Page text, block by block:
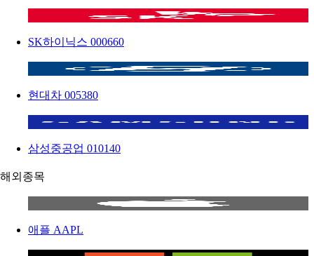
SK하이닉스 000660
현대차 005380
삼성중공업 010140
해외종목
애플 AAPL